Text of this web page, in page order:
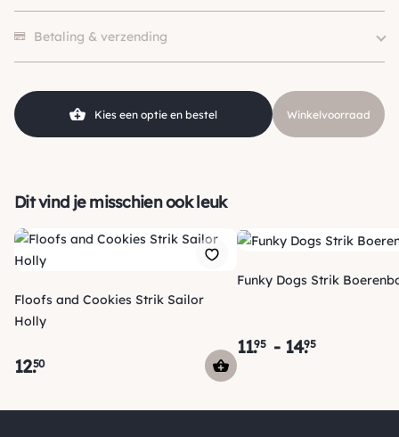
Size
M/L, XS/S, XS-S, M-L
KleurBetaling & verzending
Verzending
Kies een optie en bestel Winkelvoorraad
Dit vind je misschien ook leuk
Floofs and Cookies Strik Sailor
Holly
12.50
Funky Dogs Strik
11.95 - 14.95